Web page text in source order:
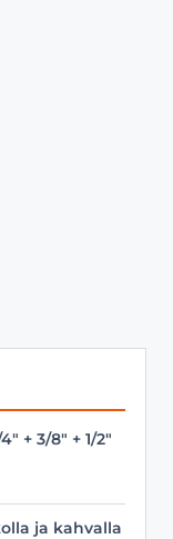
+ 3/8" + 1/2"
ja kahvalla